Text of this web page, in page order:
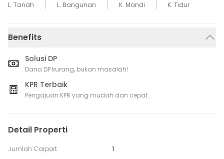
L. Tanah
L. Bangunan
K. Mandi
K. Tidur
Benefits
Solusi DP
Dana DP kurang, bukan masalah!
KPR Terbaik
Pengajuan KPR yang mudah dan cepat.
Detail Properti
Jumlah Carport 1